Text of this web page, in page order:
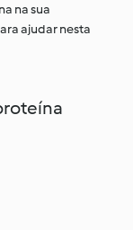
na sua
ajudar nesta